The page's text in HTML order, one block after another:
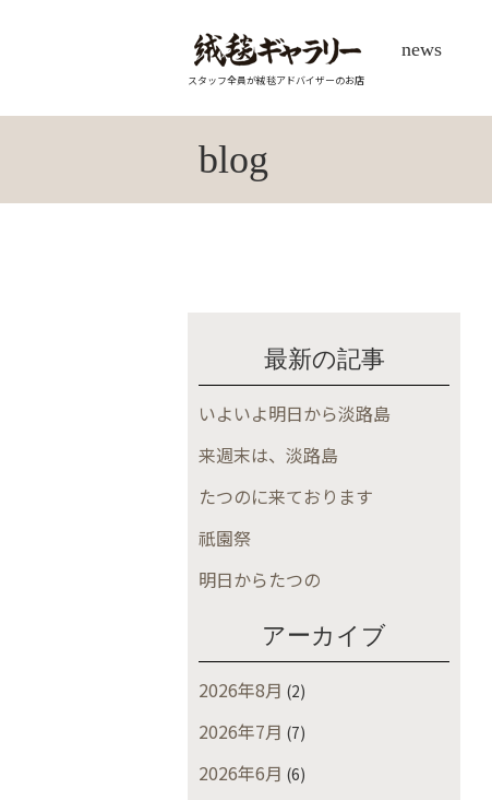
スタッフ全員が絨毯アドバイザーのお店
news
blog
最新の記事
いよいよ明日から淡路島
来週末は、淡路島
たつのに来ております
祇園祭
明日からたつの
アーカイブ
2026年8月 (2)
2026年7月 (7)
2026年6月 (6)